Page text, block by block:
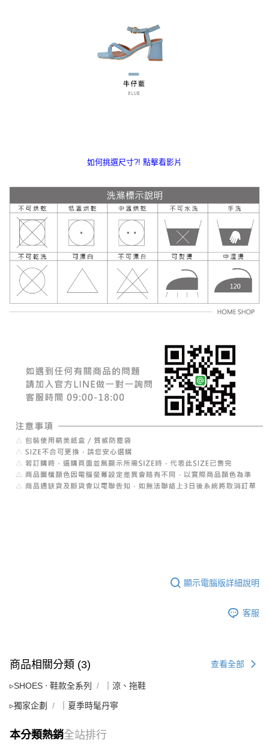
如何挑選尺寸?! 點擊看影片
顯示電腦版詳細說明
客服
商品相關分類 (3) 查看全部
▹SHOES ‧ 鞋款全系列 ｜涼、拖鞋
▹獨家企劃 ｜夏季時髦丹寧
本分類熱銷全站排行